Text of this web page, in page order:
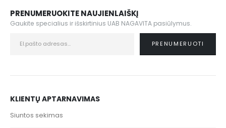
PRENUMERUOKITE NAUJIENLAIŠKĮ
Gaukite specialius ir išskirtinius UAB NAGAVITA pasiūlymus.
KLIENTŲ APTARNAVIMAS
Siuntos sekimas